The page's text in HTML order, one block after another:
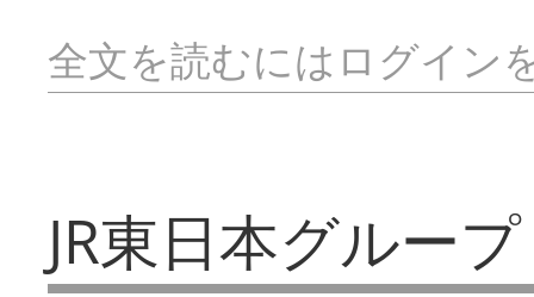
全文を読むにはログイン
JR東日本グループ